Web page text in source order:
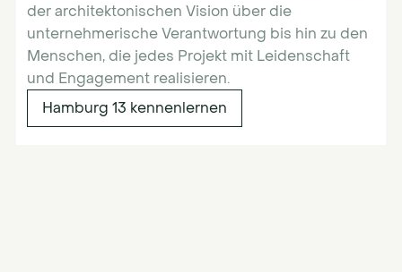
der architektonischen Vision über die
unternehmerische Verantwortung bis hin zu den
Menschen, die jedes Projekt mit Leidenschaft
und Engagement realisieren.
Hamburg 13 kennenlernen